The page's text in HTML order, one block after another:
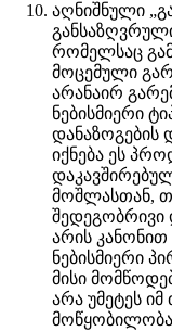
აღნიშნული
რომელსაც
მოცემული
არანაირ
ნებისმიერი
დანაზოგების
იქნება ეს
მოშლასთან,
არის კანონით
ნებისმიერი
მისი
არა უმეტეს